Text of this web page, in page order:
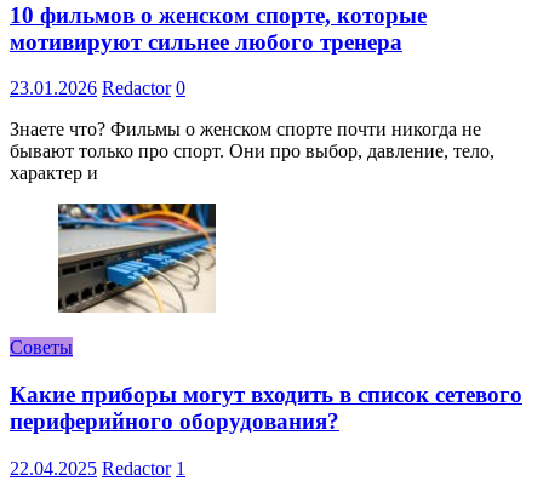
10 фильмов о женском спорте, которые
мотивируют сильнее любого тренера
23.01.2026 Redactor 0
Знаете что? Фильмы о женском спорте почти никогда не
бывают только про спорт. Они про выбор, давление, тело,
характер и
Советы
Какие приборы могут входить в список сетевого
периферийного оборудования?
22.04.2025 Redactor 1